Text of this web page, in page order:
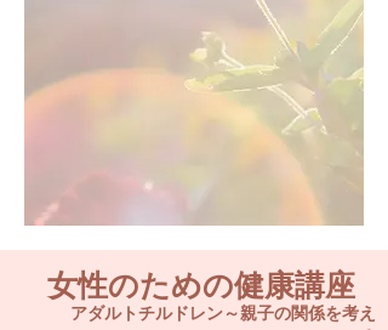
女性のための健康講座
アダルトチルドレン～親子の関係を考え